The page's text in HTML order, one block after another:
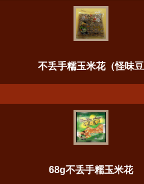
不丢手糯玉米花（怪味豆
68g不丢手糯玉米花